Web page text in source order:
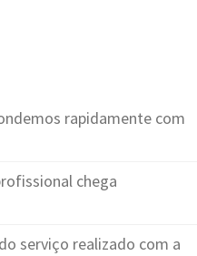
rapidamente com
chega
serviço realizado com a